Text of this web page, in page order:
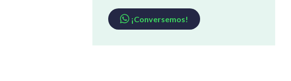
¡Conversemos!